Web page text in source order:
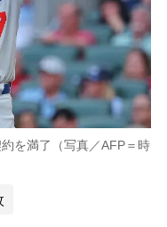
を満了（写真／AFP＝時